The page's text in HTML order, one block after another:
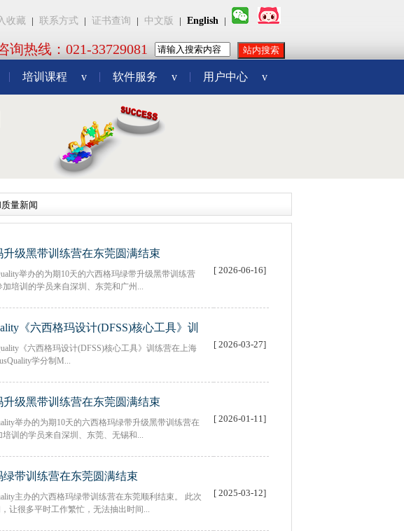
收藏 | 联系方式 | 证书查询 | 中文版 | English |
询热线：021-33729081
培训课程 v 软件服务 v 用户中心 v
量新闻
升级黑带训练营在东莞圆满结束
举办的为期10天的六西格玛绿带升级黑带训练营
培训的学员来自深圳、东莞和广州...
[ 2026-06-16]
《六西格玛设计(DFSS)核心工具》训
《六西格玛设计(DFSS)核心工具》训练营在上海
学分制M...
[ 2026-03-27]
升级黑带训练营在东莞圆满结束
举办的为期10天的六西格玛绿带升级黑带训练营在
训的学员来自深圳、东莞、无锡和...
[ 2026-01-11]
绿带训练营在东莞圆满结束
主办的六西格玛绿带训练营在东莞顺利结束。 此次
让很多平时工作繁忙，无法抽出时间...
[ 2025-03-12]